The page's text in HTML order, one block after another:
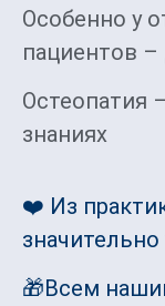
Особенно у
пациентов –
Остеопатия
знаниях
❤️ Из
🎁Всем